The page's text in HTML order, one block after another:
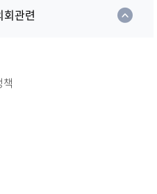
회관련